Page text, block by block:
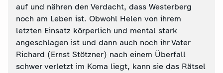
auf und nähren den Verdacht, dass Westerberg
noch am Leben ist. Obwohl Helen von ihrem
letzten Einsatz körperlich und mental stark
angeschlagen ist und dann auch noch ihr Vater
Richard (Ernst Stötzner) nach einem Überfall
schwer verletzt im Koma liegt, kann sie das Rätsel